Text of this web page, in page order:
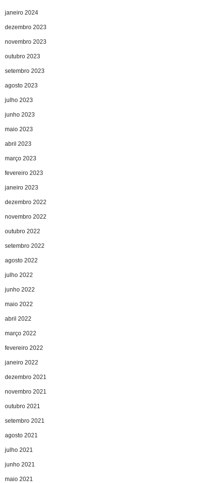
janeiro 2024
dezembro 2023
novembro 2023
outubro 2023
setembro 2023
agosto 2023
julho 2023
junho 2023
maio 2023
abril 2023
março 2023
fevereiro 2023
janeiro 2023
dezembro 2022
novembro 2022
outubro 2022
setembro 2022
agosto 2022
julho 2022
junho 2022
maio 2022
abril 2022
março 2022
fevereiro 2022
janeiro 2022
dezembro 2021
novembro 2021
outubro 2021
setembro 2021
agosto 2021
julho 2021
junho 2021
maio 2021